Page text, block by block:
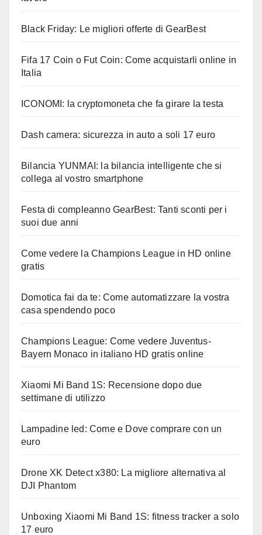
Black Friday: Le migliori offerte di GearBest
Fifa 17 Coin o Fut Coin: Come acquistarli online in
Italia
ICONOMI: la cryptomoneta che fa girare la testa
Dash camera: sicurezza in auto a soli 17 euro
Bilancia YUNMAI: la bilancia intelligente che si
collega al vostro smartphone
Festa di compleanno GearBest: Tanti sconti per i
suoi due anni
Come vedere la Champions League in HD online
gratis
Domotica fai da te: Come automatizzare la vostra
casa spendendo poco
Champions League: Come vedere Juventus-
Bayern Monaco in italiano HD gratis online
Xiaomi Mi Band 1S: Recensione dopo due
settimane di utilizzo
Lampadine led: Come e Dove comprare con un
euro
Drone XK Detect x380: La migliore alternativa al
DJI Phantom
Unboxing Xiaomi Mi Band 1S: fitness tracker a solo
17 euro